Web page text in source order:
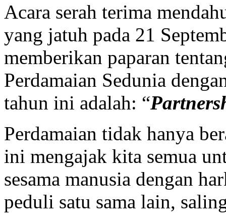
Acara serah terima
yang jatuh pada 21
memberikan paparan
Perdamaian Sedunia
tahun ini adalah: “
Perdamaian tidak hanya
ini mengajak kita semua
sesama manusia dengan
peduli satu sama lain,